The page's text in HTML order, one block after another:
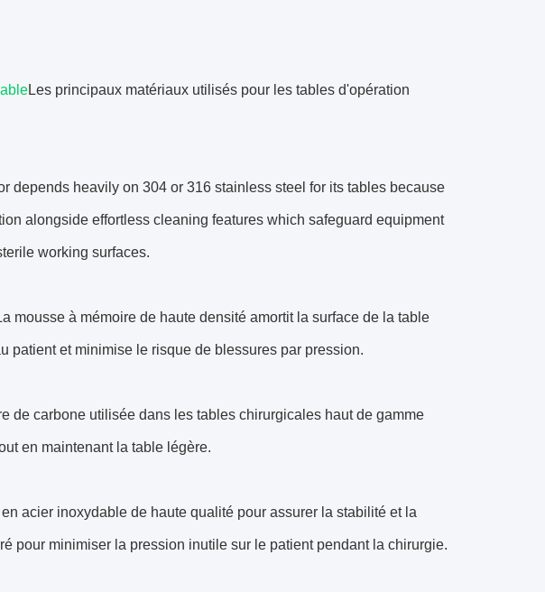
Les principaux matériaux utilisés pour les tables d'opération
depends heavily on 304 or 316 stainless steel for its tables because
alongside effortless cleaning features which safeguard equipment
working surfaces.
mousse à mémoire de haute densité amortit la surface de la table
patient et minimise le risque de blessures par pression.
de carbone utilisée dans les tables chirurgicales haut de gamme
en maintenant la table légère.
en acier inoxydable de haute qualité pour assurer la stabilité et la
pour minimiser la pression inutile sur le patient pendant la chirurgie.